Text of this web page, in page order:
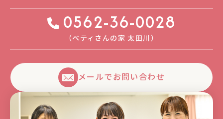
0562-36-0028
（ベティさんの家 太⽥川）
メールでお問い合わせ